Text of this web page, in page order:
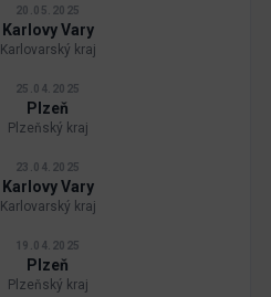
20.05.2025
Karlovy Vary
Karlovarský kraj
25.04.2025
Plzeň
Plzeňský kraj
23.04.2025
Karlovy Vary
Karlovarský kraj
19.04.2025
Plzeň
Plzeňský kraj